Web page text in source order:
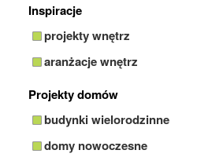
Inspiracje
projekty wnętrz
aranżacje wnętrz
Projekty domów
budynki wielorodzinne
domy nowoczesne